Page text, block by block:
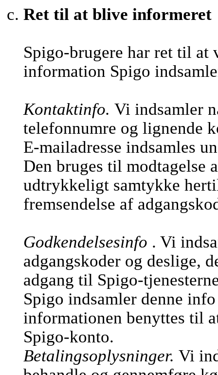
Ret til at blive informeret
Spigo-brugere har ret til
information Spigo
Kontaktinfo. Vi indsamler
telefonnumre og lignende
E-mailadresse indsamles
Den bruges til modtagelse
udtrykkeligt samtykke
fremsendelse af
Godkendelsesinfo . Vi
adgangskoder og deslige,
adgang til Spigo-
Spigo indsamler denne
informationen benyttes til
Spigo-konto.
Betalingsoplysninger. Vi